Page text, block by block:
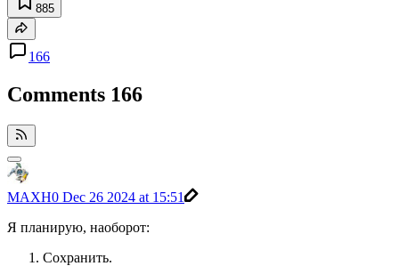
885
166
Comments 166
MAXH0 Dec 26 2024 at 15:51
Я планирую, наоборот:
Сохранить.